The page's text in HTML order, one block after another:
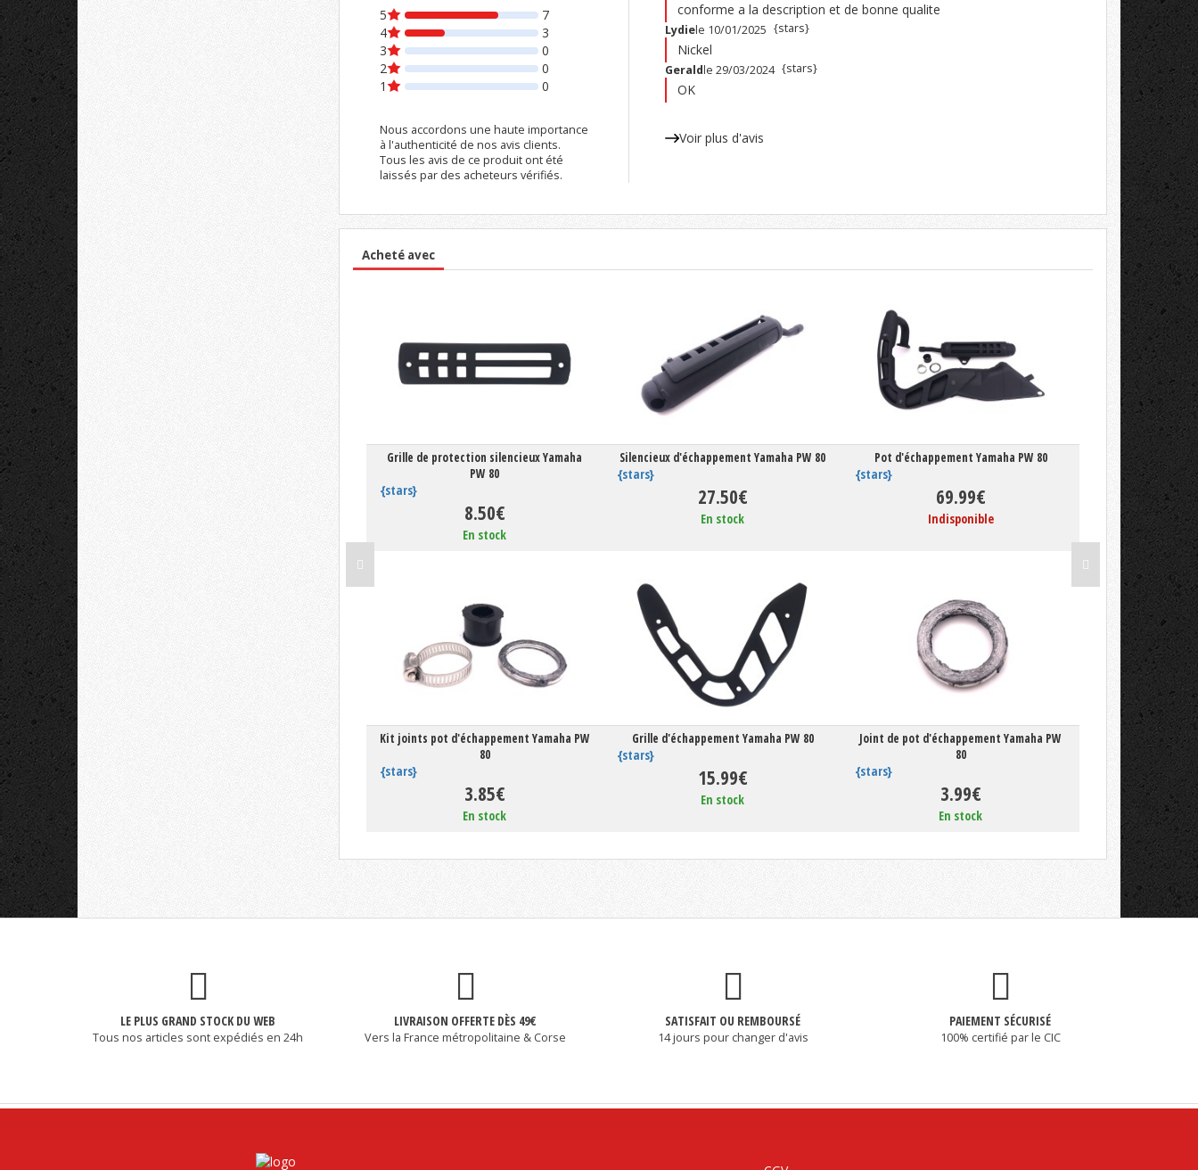
5
7
4
3
3
0
2
0
1
0
Nous accordons une haute importance
à l'authenticité de nos avis clients.
Tous les avis de ce produit ont été
laissés par des acheteurs vérifiés.
conforme a la description et de bonne qualite
Lydiele 10/01/2025 {stars}
Nickel
Geraldle 29/03/2024 {stars}
OK
Voir plus d'avis
Acheté avec
Grille de protection silencieux Yamaha
PW 80
{stars}
8.50€
En stock
Silencieux d'échappement Yamaha PW 80
{stars}
27.50€
En stock
Pot d'échappement Yamaha PW 80
{stars}
69.99€
Indisponible
Kit joints pot d'échappement Yamaha PW
80
{stars}
3.85€
En stock
Grille d'échappement Yamaha PW 80
{stars}
15.99€
En stock
Joint de pot d'échappement Yamaha PW
80
{stars}
3.99€
En stock
LE PLUS GRAND STOCK DU WEB
Tous nos articles sont expédiés en 24h
LIVRAISON OFFERTE DÈS 49€
Vers la France métropolitaine & Corse
SATISFAIT OU REMBOURSÉ
14 jours pour changer d'avis
PAIEMENT SÉCURISÉ
100% certifié par le CIC